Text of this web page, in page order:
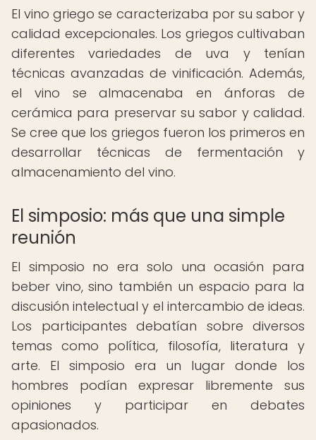
El vino griego se caracterizaba por su sabor y
calidad excepcionales. Los griegos cultivaban
diferentes variedades de uva y tenían
técnicas avanzadas de vinificación. Además,
el vino se almacenaba en ánforas de
cerámica para preservar su sabor y calidad.
Se cree que los griegos fueron los primeros en
desarrollar técnicas de fermentación y
almacenamiento del vino.
El simposio: más que una simple
reunión
El simposio no era solo una ocasión para
beber vino, sino también un espacio para la
discusión intelectual y el intercambio de ideas.
Los participantes debatían sobre diversos
temas como política, filosofía, literatura y
arte. El simposio era un lugar donde los
hombres podían expresar libremente sus
opiniones y participar en debates
apasionados.